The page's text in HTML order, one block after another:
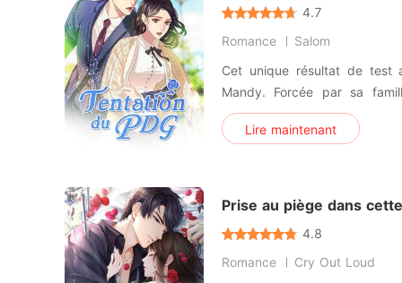
4.7
Romance
Salom
Cet unique résultat de test
Mandy. Forcée par sa
échoué dès son premier
pour sauver son frère, sa
Lire maintenant
Prise au piège dans
4.8
Romance
Cry Out Loud